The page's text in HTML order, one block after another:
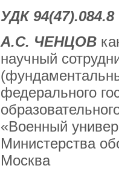
УДК 94(47).084.8
А.С. ЧЕНЦОВ
научный
федерального
«Военный
Министерства
Москва